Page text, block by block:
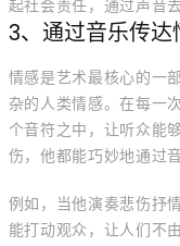
起社会责任，通过声音
3、通过音乐传达
情感是艺术最核心的一
杂的人类情感。在每一
个音符之中，让听众能
伤，他都能巧妙地通过
例如，当他演奏悲伤抒
能打动观众，让人们不